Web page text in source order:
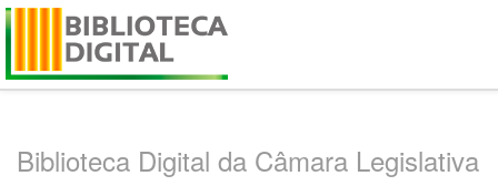
Skip
Biblioteca Digital da Câmara Legislativa